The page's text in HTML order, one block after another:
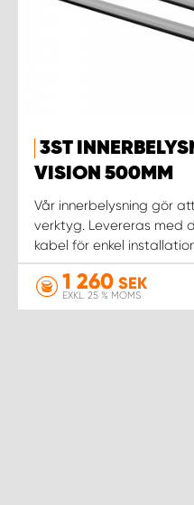
3ST
VISION 500MM
Vår innerbelysning gör
verktyg. Levereras med
kabel för enkel
1 260 SEK
EXKL. 25 % MOMS